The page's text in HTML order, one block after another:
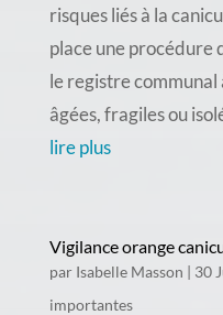
risques liés à la
place une procédure
le registre communal
âgées, fragiles ou
lire plus
Vigilance orange
par Isabelle Masson | 30
importantes